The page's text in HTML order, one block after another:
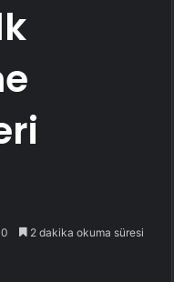
0 2 dakika okuma süresi